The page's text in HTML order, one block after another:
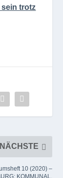
trotz
NÄCHSTE
10 (2020) –
KOMMUNAL,